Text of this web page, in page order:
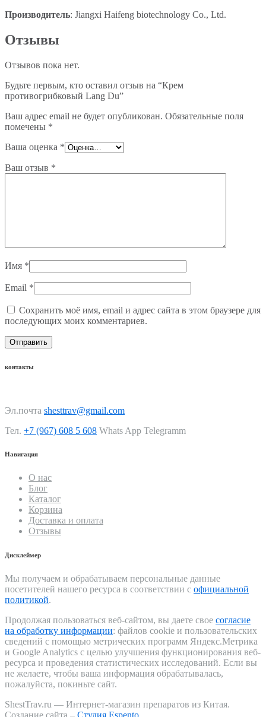
Производитель: Jiangxi Haifeng biotechnology Co., Ltd.
Отзывы
Отзывов пока нет.
Будьте первым, кто оставил отзыв на “Крем
противогрибковый Lang Du”
Ваш адрес email не будет опубликован. Обязательные поля
помечены *
Ваша оценка *
Ваш отзыв *
Имя *
Email *
Сохранить моё имя, email и адрес сайта в этом браузере для
последующих моих комментариев.
контакты
Эл.почта shesttrav@gmail.com
Тел. +7 (967) 608 5 608 Whats App Telegramm
Навигация
О нас
Блог
Каталог
Корзина
Доставка и оплата
Отзывы
Дисклеймер
Мы получаем и обрабатываем персональные данные
посетителей нашего ресурса в соответствии с официальной
политикой.
Продолжая пользоваться веб-сайтом, вы даете свое согласие
на обработку информации: файлов cookie и пользовательских
сведений с помощью метрических программ Яндекс.Метрика
и Google Analytics с целью улучшения функционирования веб-
ресурса и проведения статистических исследований. Если вы
не желаете, чтобы ваша информация обрабатывалась,
пожалуйста, покиньте сайт.
ShestTrav.ru — Интернет-магазин препаратов из Китая.